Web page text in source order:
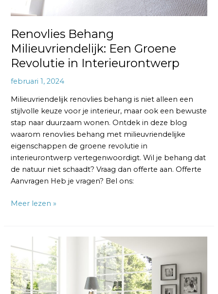
Renovlies Behang
Milieuvriendelijk: Een Groene
Revolutie in Interieurontwerp
februari 1, 2024
Milieuvriendelijk renovlies behang is niet alleen een
stijlvolle keuze voor je interieur, maar ook een bewuste
stap naar duurzaam wonen. Ontdek in deze blog
waarom renovlies behang met milieuvriendelijke
eigenschappen de groene revolutie in
interieurontwerp vertegenwoordigt. Wil je behang dat
de natuur niet schaadt? Vraag dan offerte aan. Offerte
Aanvragen Heb je vragen? Bel ons:
Meer lezen »
Behang
Krasbestendig:
Elegante
Duurzaamheid